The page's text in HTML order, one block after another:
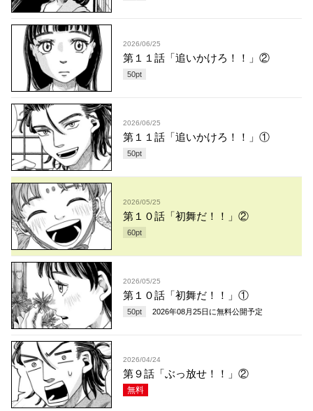
2026/06/25
第１１話「追いかけろ！！」②
50pt
2026/06/25
第１１話「追いかけろ！！」①
50pt
2026/05/25
第１０話「初舞だ！！」②
60pt
2026/05/25
第１０話「初舞だ！！」①
50pt 2026年08月25日 に無料公開予定
2026/04/24
第９話「ぶっ放せ！！」②
無料